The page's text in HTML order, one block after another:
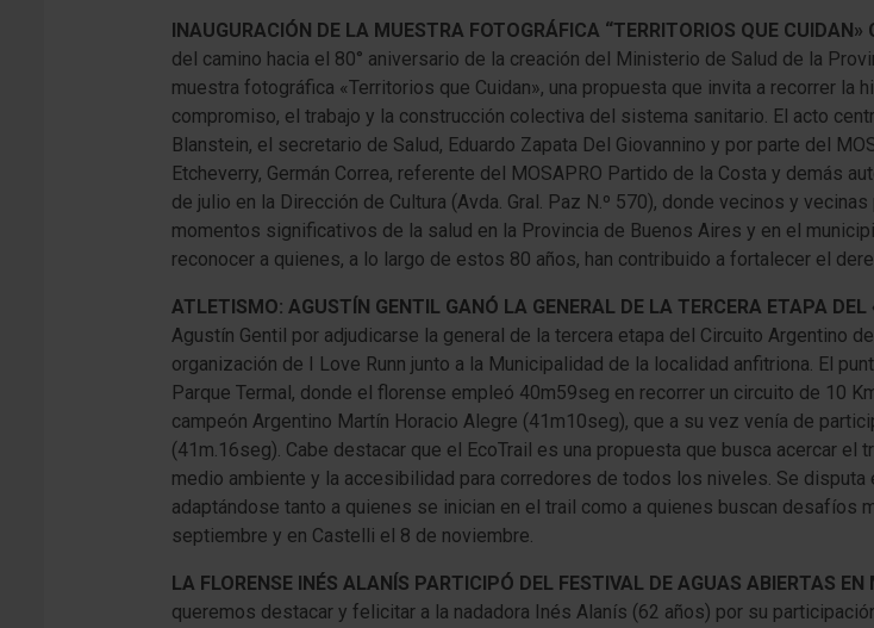
INAUGURACIÓN DE LA MUESTRA FOTOGRÁFICA “TERRITORIOS QUE
del camino hacia el 80° aniversario de la creación del Ministerio de Salud de la
muestra fotográfica «Territorios que Cuidan», una propuesta que invita a recorrer la
compromiso, el trabajo y la construcción colectiva del sistema sanitario. El acto
Blanstein, el secretario de Salud, Eduardo Zapata Del Giovannino y por parte del
Etcheverry, Germán Correa, referente del MOSAPRO Partido de la Costa y demás
de julio en la Dirección de Cultura (Avda. Gral. Paz N.º 570), donde vecinos y
momentos significativos de la salud en la Provincia de Buenos Aires y en el
reconocer a quienes, a lo largo de estos 80 años, han contribuido a fortalecer el
ATLETISMO: AGUSTÍN GENTIL GANÓ LA GENERAL DE LA TERCERA ETAPA DEL
Agustín Gentil por adjudicarse la general de la tercera etapa del Circuito Argentino
organización de I Love Runn junto a la Municipalidad de la localidad anfitriona. El
Parque Termal, donde el florense empleó 40m59seg en recorrer un circuito de 10
campeón Argentino Martín Horacio Alegre (41m10seg), que a su vez venía de
(41m.16seg). Cabe destacar que el EcoTrail es una propuesta que busca acercar
medio ambiente y la accesibilidad para corredores de todos los niveles. Se disputa
adaptándose tanto a quienes se inician en el trail como a quienes buscan desafíos
septiembre y en Castelli el 8 de noviembre.
LA FLORENSE INÉS ALANÍS PARTICIPÓ DEL FESTIVAL DE AGUAS ABIERTAS
queremos destacar y felicitar a la nadadora Inés Alanís (62 años) por su